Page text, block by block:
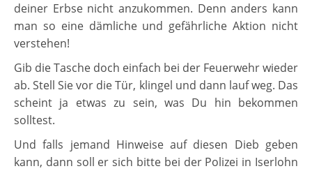
deiner Erbse nicht anzukommen. Denn anders kann
man so eine dämliche und gefährliche Aktion nicht
verstehen!
Gib die Tasche doch einfach bei der Feuerwehr wieder
ab. Stell Sie vor die Tür, klingel und dann lauf weg. Das
scheint ja etwas zu sein, was Du hin bekommen
solltest.
Und falls jemand Hinweise auf diesen Dieb geben
kann, dann soll er sich bitte bei der Polizei in Iserlohn